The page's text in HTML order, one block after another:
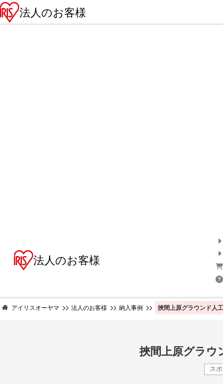
法人のお客様
法人のお客様
アイリスオーヤマ 法人のお客様 納入事例 挾間上原グラウンド人
挾間上原グラウ
ス